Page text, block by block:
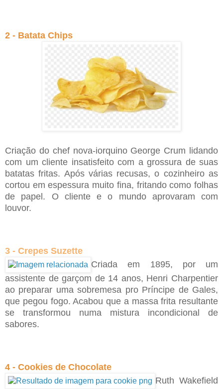
2 - Batata Chips
Criação do chef nova-iorquino George Crum lidando
com um cliente insatisfeito com a grossura de suas
batatas fritas. Após várias recusas, o cozinheiro as
cortou em espessura muito fina, fritando como folhas
de papel. O cliente e o mundo aprovaram com
louvor.
3 - Crepes Suzette
Criada em 1895, por um
assistente de garçom de 14 anos, Henri Charpentier
ao preparar uma sobremesa pro Príncipe de Gales,
que pegou fogo. Acabou que a massa frita resultante
se transformou numa mistura incondicional de
sabores.
4 - Cookies de Chocolate
Ruth Wakefield